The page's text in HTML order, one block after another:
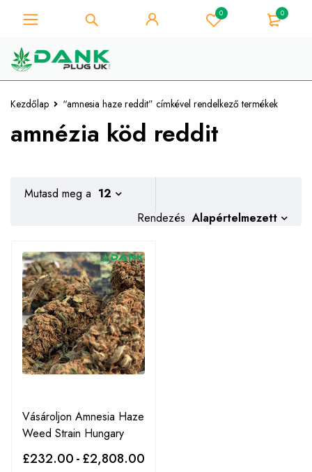
0 0
Kezdőlap “amnesia haze reddit” címkével rendelkező termékek
amnézia köd reddit
Rendezés Alapértelmezett
Mutasd meg a 12
Vásároljon Amnesia Haze
Weed Strain Hungary
£232.00-£2,808.00
A fű szerelmese - Get 10% azonnali
kedvezmény minden vásárlás -
Megvan!